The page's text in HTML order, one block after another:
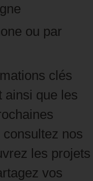
ou par
clés
ainsi que les
nos
les projets
vos